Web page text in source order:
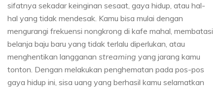
sifatnya sekadar keinginan sesaat, gaya hidup, atau hal-
hal yang tidak mendesak. Kamu bisa mulai dengan
mengurangi frekuensi nongkrong di kafe mahal, membatasi
belanja baju baru yang tidak terlalu diperlukan, atau
menghentikan langganan streaming yang jarang kamu
tonton. Dengan melakukan penghematan pada pos-pos
gaya hidup ini, sisa uang yang berhasil kamu selamatkan